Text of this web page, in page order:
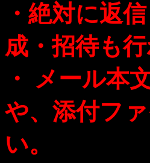
・絶対に返
成・招待も
・ メール本
や、添付フ
い。